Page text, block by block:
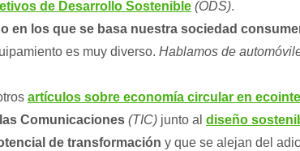
de Desarrollo Sostenible (ODS).
en los que se basa nuestra sociedad
es muy diverso. Hablamos de
artículos sobre economía circular en
Comunicaciones (TIC) junto al diseño
de transformación y que se alejan del